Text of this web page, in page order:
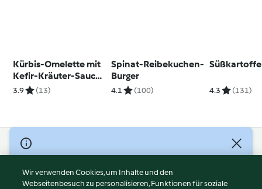
Kürbis-Omelette mit
Kefir-Kräuter-Sauce
und Granatapfel
3.9 (13)
Spinat-Reibekuchen-
Burger
4.1 (100) 4.3 (131)
© Copyright 2026
Nutzungsbedingungen
Datenschutzrichtlinien
Wir verwenden Cookies, um Inhalte und den
Webseitenbesuch zu personalisieren, Funktionen für soziale